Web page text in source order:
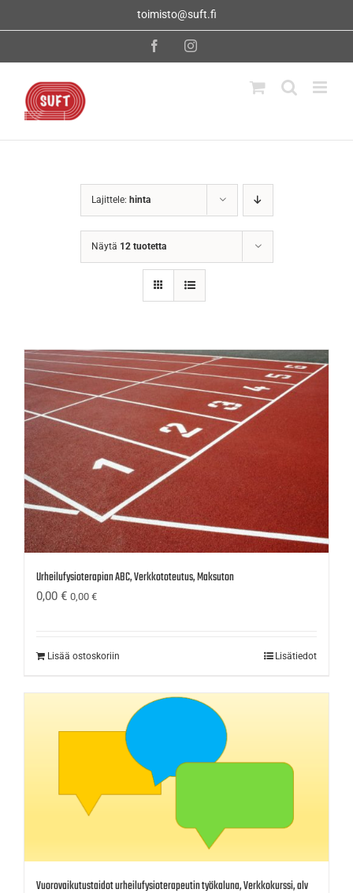
toimisto@suft.fi
FacebookInstagram
Lajittele: hinta
Näytä 12 tuotetta
Urheilufysioterapian ABC, Verkkototeutus, Maksuton
0,00 € 0,00 €
Lisää ostoskoriin Lisätiedot
Vuorovaikutustaidot urheilufysioterapeutin työkaluna, Verkkokurssi, alv